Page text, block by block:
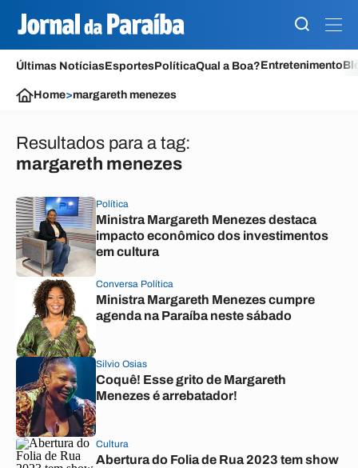
Últimas NotíciasEsportesPolíticaQual a Boa?Entretenimento
Home>margareth menezes
Resultados para a tag:
margareth menezes
Política
Ministra Margareth Menezes destaca
impacto econômico dos investimentos
em cultura
Conversa Política
Ministra Margareth Menezes cumpre
agenda na Paraíba neste sábado
Silvio Osias
Coquê! Esse grito de Margareth
Menezes é arrebatador!
Cultura
Abertura do Folia de Rua 2023 tem show